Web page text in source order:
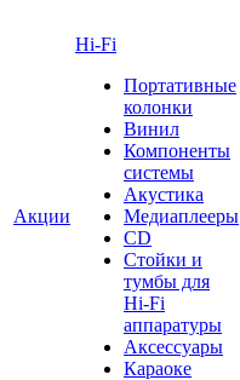
Акции
Hi-Fi
Портативные
колонки
Винил
Компоненты
системы
Акустика
Медиаплееры
CD
Стойки и
тумбы для
Hi-Fi
аппаратуры
Аксессуары
Караоке